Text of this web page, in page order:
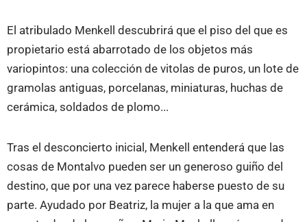
El atribulado Menkell descubrirá que el piso del que es
propietario está abarrotado de los objetos más
variopintos: una colección de vitolas de puros, un lote de
gramolas antiguas, porcelanas, miniaturas, huchas de
cerámica, soldados de plomo...
Tras el desconcierto inicial, Menkell entenderá que las
cosas de Montalvo pueden ser un generoso guiño del
destino, que por una vez parece haberse puesto de su
parte. Ayudado por Beatriz, la mujer a la que ama en